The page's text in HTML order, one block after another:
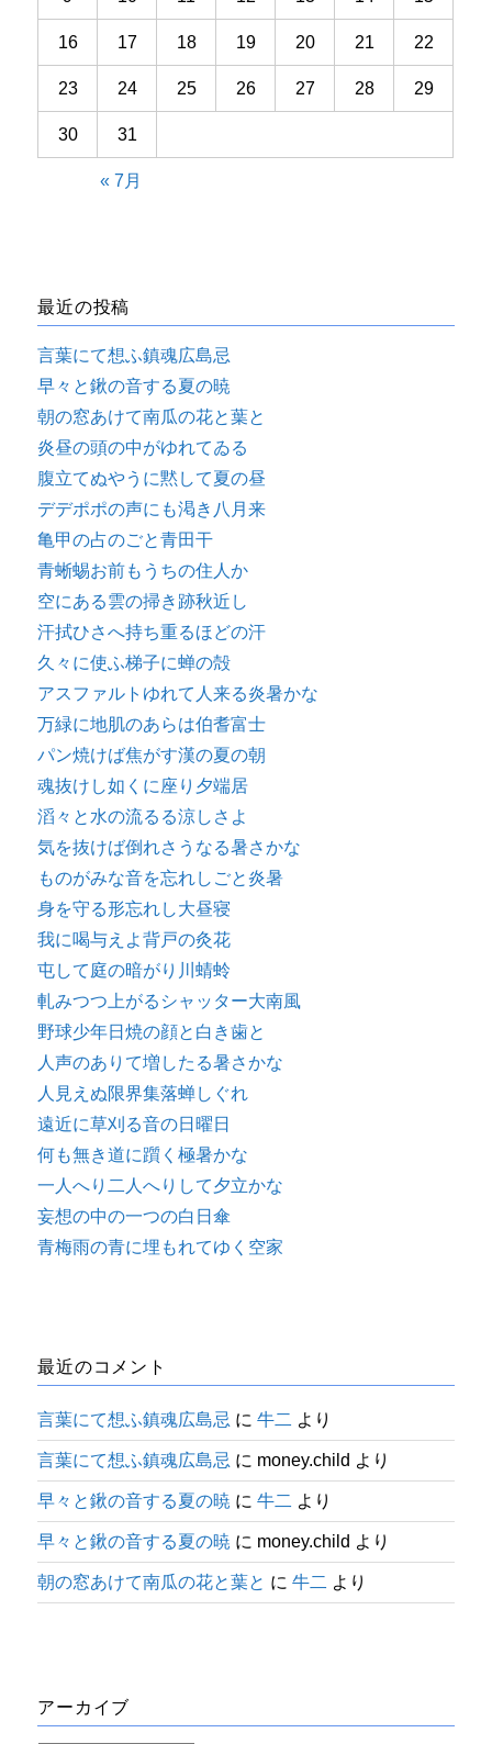
16 17 18 19 20 21 22
23 24 25 26 27 28 29
30 31
« 7月
最近の投稿
言葉にて想ふ鎮魂広島忌
早々と鍬の音する夏の暁
朝の窓あけて南瓜の花と葉と
炎昼の頭の中がゆれてゐる
腹立てぬやうに黙して夏の昼
デデポポの声にも渇き八月来
亀甲の占のごと青田干
青蜥蜴お前もうちの住人か
空にある雲の掃き跡秋近し
汗拭ひさへ持ち重るほどの汗
久々に使ふ梯子に蝉の殻
アスファルトゆれて人来る炎暑かな
万緑に地肌のあらは伯耆富士
パン焼けば焦がす漢の夏の朝
魂抜けし如くに座り夕端居
滔々と水の流るる涼しさよ
気を抜けば倒れさうなる暑さかな
ものがみな音を忘れしごと炎暑
身を守る形忘れし大昼寝
我に喝与えよ背戸の灸花
屯して庭の暗がり川蜻蛉
軋みつつ上がるシャッター大南風
野球少年日焼の顔と白き歯と
人声のありて増したる暑さかな
人見えぬ限界集落蝉しぐれ
遠近に草刈る音の日曜日
何も無き道に躓く極暑かな
一人へり二人へりして夕立かな
妄想の中の一つの白日傘
青梅雨の青に埋もれてゆく空家
最近のコメント
言葉にて想ふ鎮魂広島忌 に牛二 より
言葉にて想ふ鎮魂広島忌 に money.child より
早々と鍬の音する夏の暁 に牛二 より
早々と鍬の音する夏の暁 に money.child より
朝の窓あけて南瓜の花と葉と に牛二 より
アーカイブ